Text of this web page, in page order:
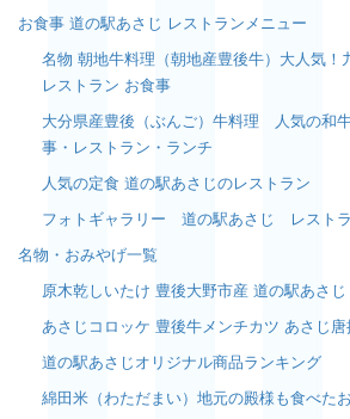
お食事 道の駅あさじ レストランメニュー
名物 朝地牛料理（朝地産豊後牛）大人気！
レストラン お食事
大分県産豊後（ぶんご）牛料理 人気の和
事・レストラン・ランチ
人気の定食 道の駅あさじのレストラン
フォトギャラリー 道の駅あさじ レスト
名物・おみやげ一覧
原木乾しいたけ 豊後大野市産 道の駅あさじ
あさじコロッケ 豊後牛メンチカツ あさじ
道の駅あさじオリジナル商品ランキング
綿田米（わただまい）地元の殿様も食べた